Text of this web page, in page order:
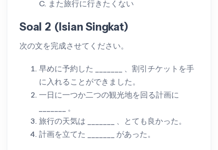
C. また旅行に行きたくない
Soal 2 (Isian Singkat)
次の文を完成させてください。
早めに予約した _______ 、割引チケットを手
に入れることができました。
一日に一つか二つの観光地を回る計画に
_______ 。
旅行の天気は _______ 、とても良かった。
計画を立てた _______ があった。